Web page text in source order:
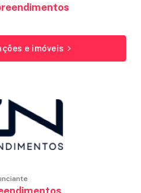
e imóveis